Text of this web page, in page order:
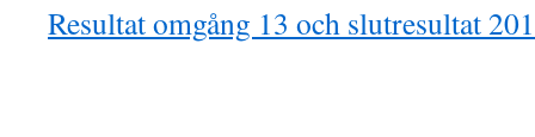
Resultat omgång 13 och slutresultat